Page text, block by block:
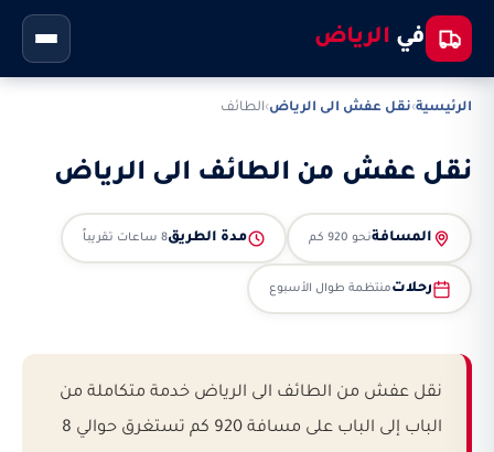
في الرياض
الرئيسية›نقل عفش الى الرياض›الطائف
نقل عفش من الطائف الى الرياض
المسافةنحو 920 كم مدة الطريق8 ساعات تقريباً
رحلاتمنتظمة طوال الأسبوع
نقل عفش من الطائف الى الرياض خدمة متكاملة من
الباب إلى الباب على مسافة 920 كم تستغرق حوالي 8